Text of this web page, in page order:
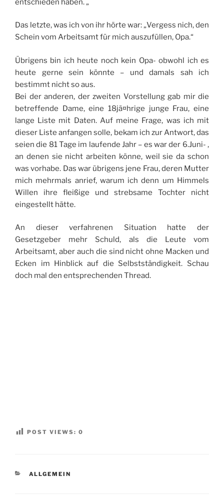
entschieden haben. „
Das letzte, was ich von ihr hörte war: „Vergess nich, den
Schein vom Arbeitsamt für mich auszufüllen, Opa.“
Übrigens bin ich heute noch kein Opa- obwohl ich es
heute gerne sein könnte – und damals sah ich
bestimmt nicht so aus.
Bei der anderen, der zweiten Vorstellung gab mir die
betreffende Dame, eine 18jä¤hrige junge Frau, eine
lange Liste mit Daten. Auf meine Frage, was ich mit
dieser Liste anfangen solle, bekam ich zur Antwort, das
seien die 81 Tage im laufende Jahr – es war der 6.Juni- ,
an denen sie nicht arbeiten könne, weil sie da schon
was vorhabe. Das war übrigens jene Frau, deren Mutter
mich mehrmals anrief, warum ich denn um Himmels
Willen ihre fleißige und strebsame Tochter nicht
eingestellt hätte.
An dieser verfahrenen Situation hatte der
Gesetzgeber mehr Schuld, als die Leute vom
Arbeitsamt, aber auch die sind nicht ohne Macken und
Ecken im Hinblick auf die Selbstständigkeit. Schau
doch mal den entsprechenden Thread.
POST VIEWS: 0
KATEGORIEN
ALLGEMEIN